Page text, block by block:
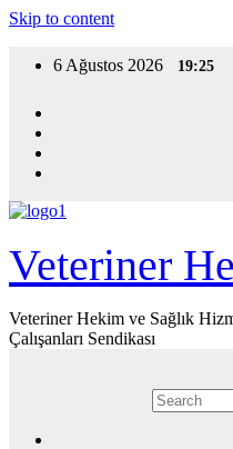
Skip to content
6 Ağustos 2026 19:25
Veteriner
Veteriner Hekim ve Sağlık
Çalışanları Sendikası